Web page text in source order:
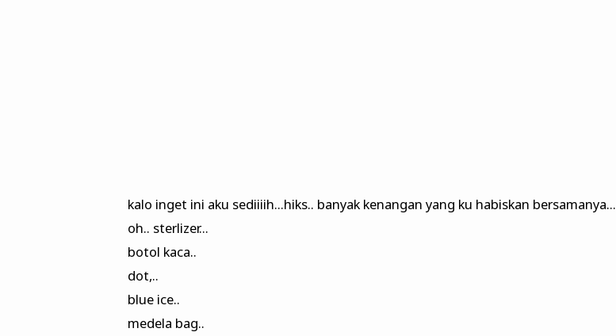
kalo inget ini aku sediiiih...hiks.. banyak kenangan yang ku habiskan bersamanya...
oh.. sterlizer...
botol kaca..
dot,..
blue ice..
medela bag..